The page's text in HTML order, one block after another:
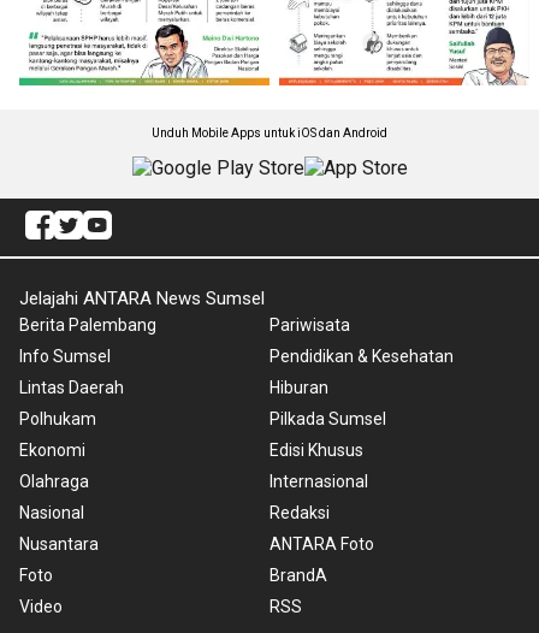
Unduh Mobile Apps untuk iOS dan Android
Jelajahi ANTARA News Sumsel
Berita Palembang
Info Sumsel
Lintas Daerah
Polhukam
Ekonomi
Olahraga
Nasional
Nusantara
Foto
Video
Pariwisata
Pendidikan & Kesehatan
Hiburan
Pilkada Sumsel
Edisi Khusus
Internasional
Redaksi
ANTARA Foto
BrandA
RSS